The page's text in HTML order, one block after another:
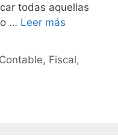
todas aquellas
… Leer más
Contable, Fiscal,